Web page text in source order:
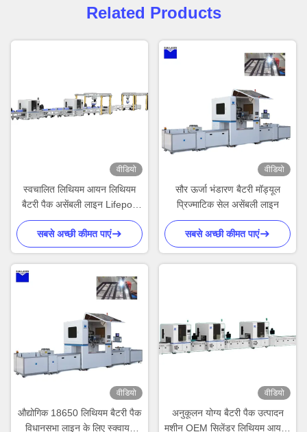
Related Products
वीडियो
स्वचालित लिथियम आयन लिथियम
बैटरी पैक असेंबली लाइन Lifepo4
सेल उत्पादन 50AH
सबसे अच्छी कीमत पाएं
वीडियो
सौर ऊर्जा भंडारण बैटरी मॉड्यूल
प्रिज्माटिक सेल असेंबली लाइन
सबसे अच्छी कीमत पाएं
वीडियो
औद्योगिक 18650 लिथियम बैटरी पैक
विधानसभा लाइन के लिए स्क्वायर
वीडियो
अनुकूलन योग्य बैटरी पैक उत्पादन
मशीन OEM सिलेंडर लिथियम आयरन